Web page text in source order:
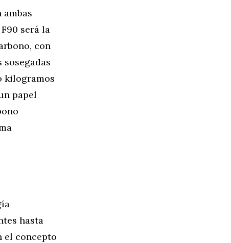
será la
con
kilogramos
papel
hasta
el concepto